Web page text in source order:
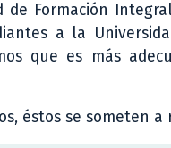
Formación
a la
que es más
éstos se someten